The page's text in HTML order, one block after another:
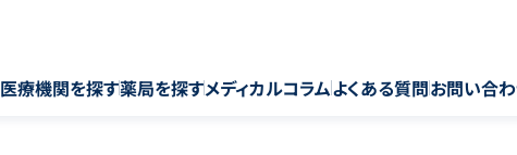
医療機関を探す薬局を探すメディカルコラムよくある質問お問い合